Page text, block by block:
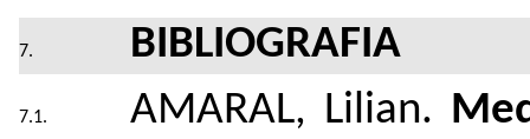
BIBLIOGRAFIA
AMARAL, Lilian.